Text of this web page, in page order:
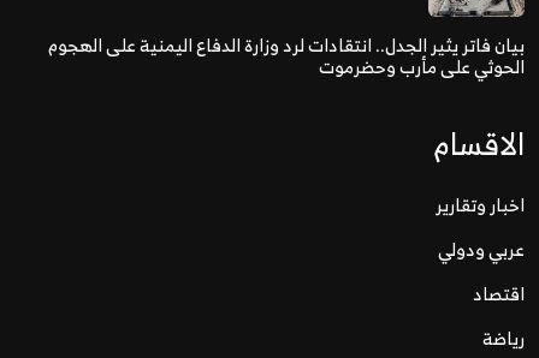
بيان فاتر يثير الجدل.. انتقادات لرد وزارة الدفاع اليمنية على الهجوم
الحوثي على مأرب وحضرموت
الاقسام
اخبار وتقارير
عربي ودولي
اقتصاد
رياضة